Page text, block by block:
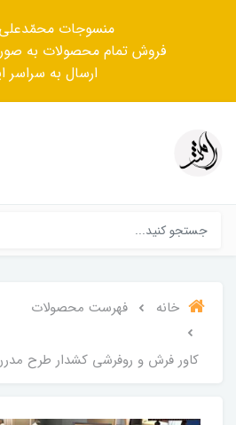
منسوجات
فروش تمام محصولات به
ارسال به سراسر
خانه فهرست محصولات
کاور فرش و روفرشی کشدار طرح مدرن کد 1545 (با